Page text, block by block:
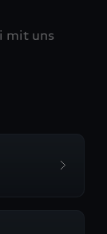
mit uns